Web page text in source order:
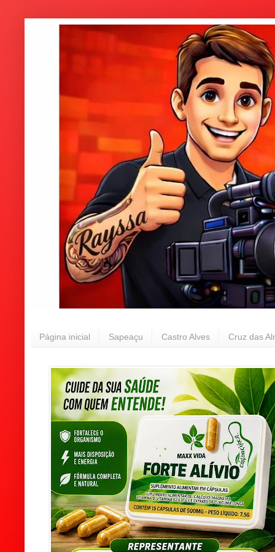
Página inicial Sapeaçu Castro Alves Cruz das